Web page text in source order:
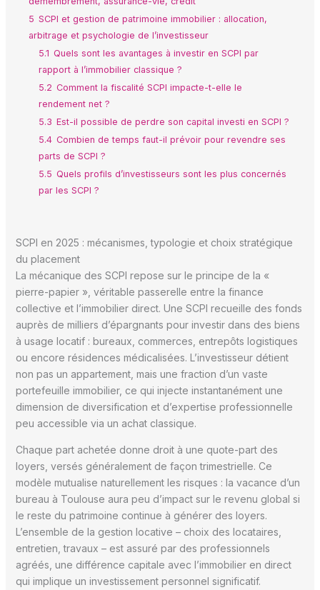
5 SCPI et gestion de patrimoine immobilier : allocation,
arbitrage et psychologie de l’investisseur
5.1 Quels sont les avantages à investir en SCPI par
rapport à l’immobilier classique ?
5.2 Comment la fiscalité SCPI impacte-t-elle le
rendement net ?
5.3 Est-il possible de perdre son capital investi en SCPI ?
5.4 Combien de temps faut-il prévoir pour revendre ses
parts de SCPI ?
5.5 Quels profils d’investisseurs sont les plus concernés
par les SCPI ?
SCPI en 2025 : mécanismes, typologie et choix stratégique
du placement
La mécanique des SCPI repose sur le principe de la «
pierre-papier », véritable passerelle entre la finance
collective et l’immobilier direct. Une SCPI recueille des fonds
auprès de milliers d’épargnants pour investir dans des biens
à usage locatif : bureaux, commerces, entrepôts logistiques
ou encore résidences médicalisées. L’investisseur détient
non pas un appartement, mais une fraction d’un vaste
portefeuille immobilier, ce qui injecte instantanément une
dimension de diversification et d’expertise professionnelle
peu accessible via un achat classique.
Chaque part achetée donne droit à une quote-part des
loyers, versés généralement de façon trimestrielle. Ce
modèle mutualise naturellement les risques : la vacance d’un
bureau à Toulouse aura peu d’impact sur le revenu global si
le reste du patrimoine continue à générer des loyers.
L’ensemble de la gestion locative – choix des locataires,
entretien, travaux – est assuré par des professionnels
agréés, une différence capitale avec l’immobilier en direct
qui implique un investissement personnel significatif.